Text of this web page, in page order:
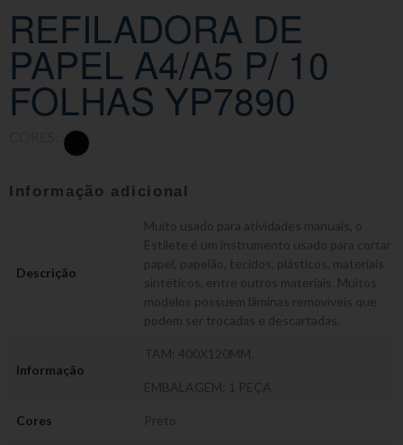
REFILADORA DE
PAPEL A4/A5 P/ 10
FOLHAS YP7890
Informação adicional
Descrição
Muito usado para atividades manuais, o
Estilete é um instrumento usado para cortar
papel, papelão, tecidos, plásticos, materiais
sintéticos, entre outros materiais. Muitos
modelos possuem lâminas removíveis que
podem ser trocadas e descartadas.
Informação
TAM: 400X120MM.
EMBALAGEM: 1 PEÇA
Cores Preto